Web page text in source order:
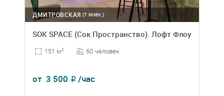
(7 МИН.)
ДМИТРОВСКАЯ
SOK SPACE (Сок Пространство). Лофт Флоу
151 м2 60 человек
от 3 500 ₽ /час